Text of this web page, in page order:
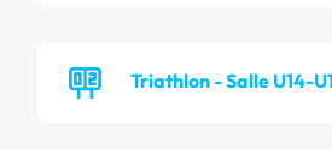
Triathlon - Salle U14-